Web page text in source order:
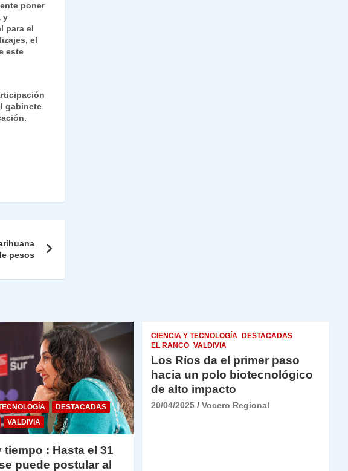
poner
y
para el
el
este
gabinete
pesos
DESTACADAS
VALDIVIA
tiempo : Hasta el 31
puede postular al
CIENCIA Y TECNOLOGÍA
DESTACADAS
EL RANCO VALDIVIA
Los Ríos da el primer paso
hacia un polo biotecnológico
de alto impacto
20/04/2025 Vocero Regional